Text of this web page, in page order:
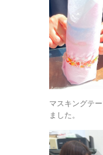
マスキングテ
ました。